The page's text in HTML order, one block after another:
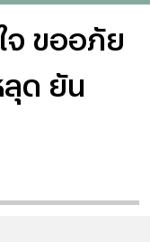
จ ขออภัย
ด ยัน